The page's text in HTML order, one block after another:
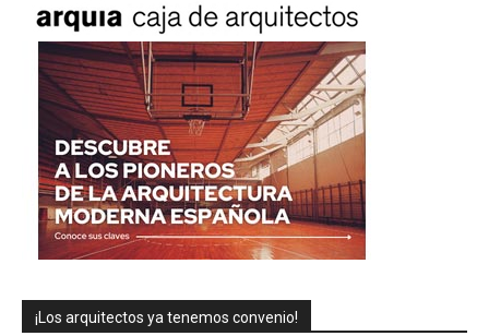
¡Los arquitectos ya tenemos convenio!